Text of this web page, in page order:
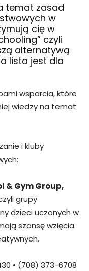
temat zasad
w
cię w
czyli
alternatywą
lista jest dla
wsparcia, które
wiedzy na temat
i kluby
& Gym Group,
grupy
dzieci uczonych w
szansę wzięcia
• (708) 373-6708